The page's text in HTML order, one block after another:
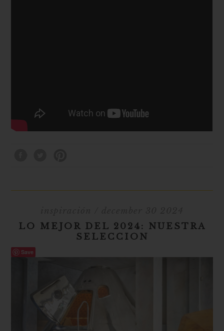
LO MEJOR DEL 2024: NUESTRA
SELECCION
Save